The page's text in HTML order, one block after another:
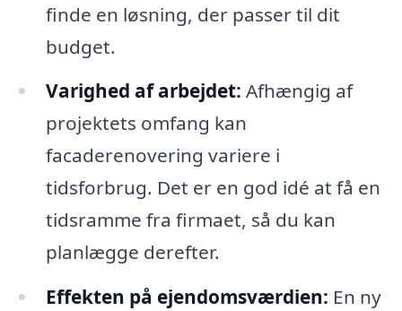
finde en løsning, der passer til dit
budget.
Varighed af arbejdet: Afhængig af
projektets omfang kan
facaderenovering variere i
tidsforbrug. Det er en god idé at få en
tidsramme fra firmaet, så du kan
planlægge derefter.
Effekten på ejendomsværdien: En ny